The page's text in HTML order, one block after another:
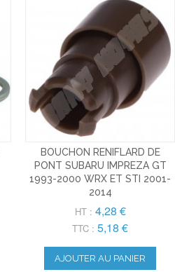
BOUCHON RENIFLARD DE
PONT SUBARU IMPREZA GT
1993-2000 WRX ET STI 2001-
2014
HT : 4,28 €
TTC : 5,18 €
AJOUTER AU PANIER